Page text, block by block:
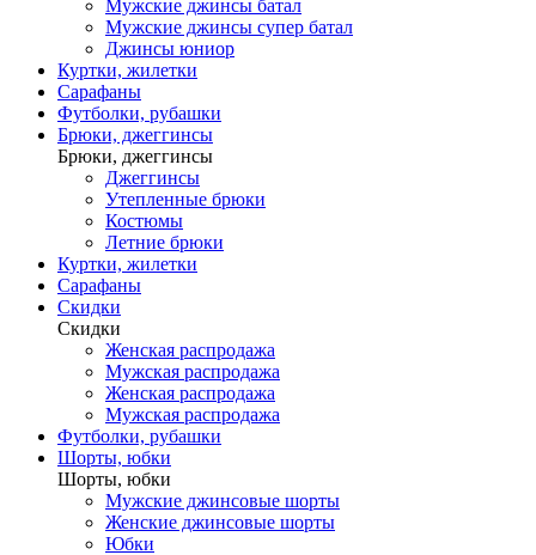
Мужские джинсы батал
Мужские джинсы супер батал
Джинсы юниор
Куртки, жилетки
Сарафаны
Футболки, рубашки
Брюки, джеггинсы
Брюки, джеггинсы
Джеггинсы
Утепленные брюки
Костюмы
Летние брюки
Куртки, жилетки
Сарафаны
Скидки
Скидки
Женская распродажа
Мужская распродажа
Женская распродажа
Мужская распродажа
Футболки, рубашки
Шорты, юбки
Шорты, юбки
Мужские джинсовые шорты
Женские джинсовые шорты
Юбки